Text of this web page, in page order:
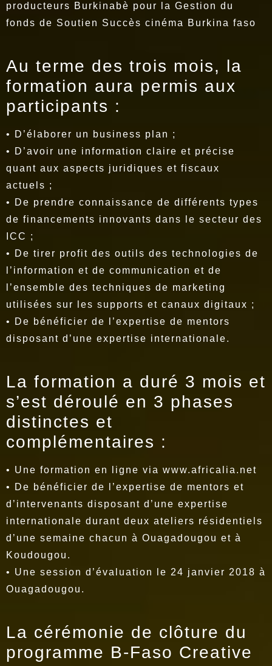
producteurs Burkinabè pour la Gestion du
fonds de Soutien Succès cinéma Burkina faso
Au terme des trois mois, la
formation aura permis aux
participants :
• D’élaborer un business plan ;
• D’avoir une information claire et précise
quant aux aspects juridiques et fiscaux
actuels ;
• De prendre connaissance de différents types
de financements innovants dans le secteur des
ICC ;
• De tirer profit des outils des technologies de
l’information et de communication et de
l’ensemble des techniques de marketing
utilisées sur les supports et canaux digitaux ;
• De bénéficier de l’expertise de mentors
disposant d’une expertise internationale.
La formation a duré 3 mois et
s’est déroulé en 3 phases
distinctes et
complémentaires :
• Une formation en ligne via www.africalia.net
• De bénéficier de l’expertise de mentors et
d’intervenants disposant d’une expertise
internationale durant deux ateliers résidentiels
d’une semaine chacun à Ouagadougou et à
Koudougou.
• Une session d’évaluation le 24 janvier 2018 à
Ouagadougou.
La cérémonie de clôture du
programme B-Faso Creative